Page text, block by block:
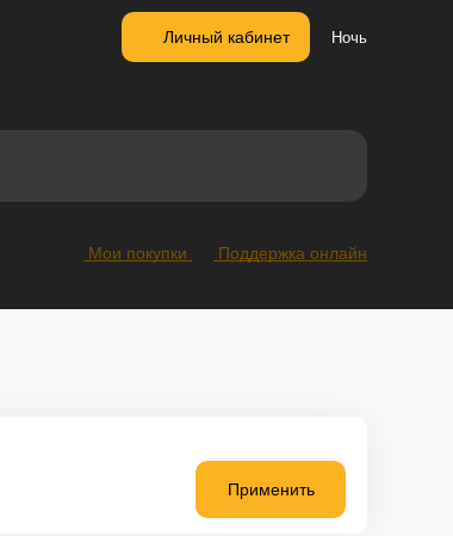
Личный кабинет Ночь
Мои покупки Поддержка онлайн
Применить